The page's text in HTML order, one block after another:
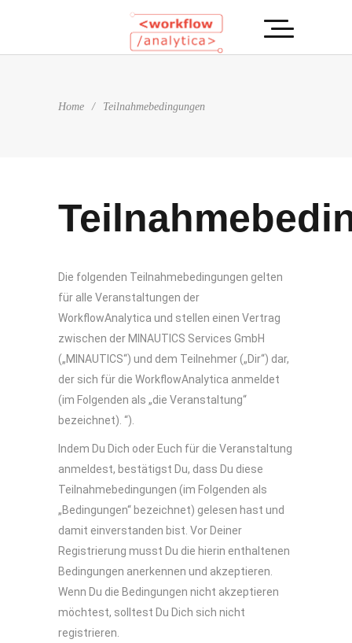
Home / Teilnahmebedingungen
Die folgenden Teilnahmebedingungen gelten
für alle Veranstaltungen der
WorkflowAnalytica und stellen einen Vertrag
zwischen der MINAUTICS Services GmbH
(„MINAUTICS“) und dem Teilnehmer („Dir“) dar,
der sich für die WorkflowAnalytica anmeldet
(im Folgenden als „die Veranstaltung“
bezeichnet). “).
Indem Du Dich oder Euch für die Veranstaltung
anmeldest, bestätigst Du, dass Du diese
Teilnahmebedingungen (im Folgenden als
„Bedingungen“ bezeichnet) gelesen hast und
damit einverstanden bist. Vor Deiner
Registrierung musst Du die hierin enthaltenen
Bedingungen anerkennen und akzeptieren.
Wenn Du die Bedingungen nicht akzeptieren
möchtest, solltest Du Dich sich nicht
registrieren.